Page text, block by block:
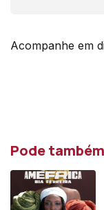
Acompanhe em
Pode